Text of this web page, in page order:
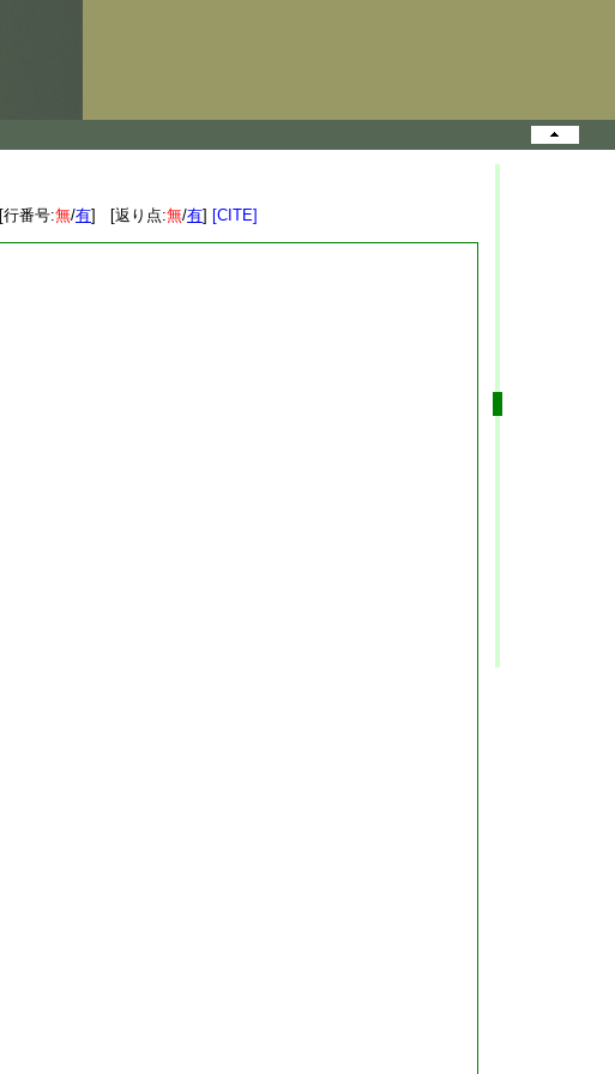
[行番号:無/有] [返り点:無/有] [CITE]